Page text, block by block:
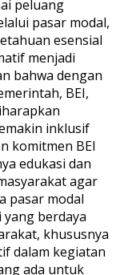
peluang
pasar modal,
esensial
menjadi
bahwa dengan
BEI,
inklusif
komitmen BEI
edukasi dan
agar
pasar modal
berdaya
khususnya
dalam kegiatan
ada untuk